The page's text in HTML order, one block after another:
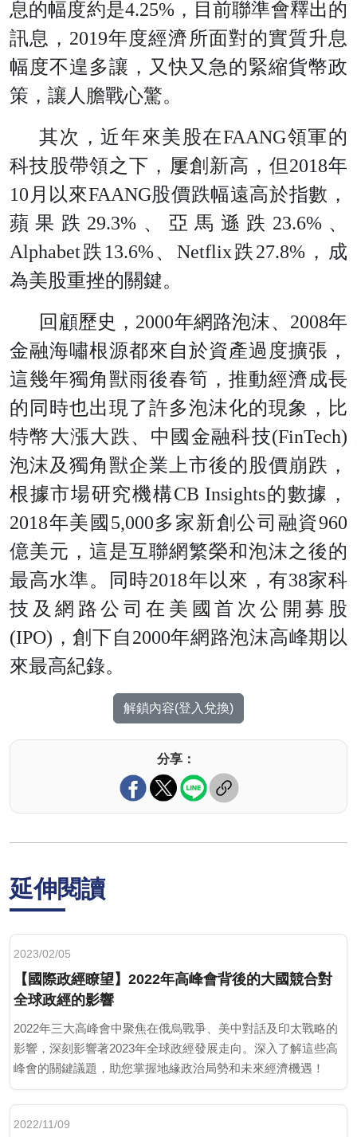
息的幅度約是4.25%，目前聯準會釋出的
訊息，2019年度經濟所面對的實質升息
幅度不遑多讓，又快又急的緊縮貨幣政
策，讓人膽戰心驚。
其次，近年來美股在FAANG領軍的
科技股帶領之下，屢創新高，但2018年
10月以來FAANG股價跌幅遠高於指數，
蘋果跌29.3%、亞馬遜跌23.6%、
Alphabet跌13.6%、Netflix跌27.8%，成
為美股重挫的關鍵。
回顧歷史，2000年網路泡沫、2008年
金融海嘯根源都來自於資產過度擴張，
這幾年獨角獸雨後春筍，推動經濟成長
的同時也出現了許多泡沫化的現象，比
特幣大漲大跌、中國金融科技(FinTech)
泡沫及獨角獸企業上市後的股價崩跌，
根據市場研究機構CB Insights的數據，
2018年美國5,000多家新創公司融資960
億美元，這是互聯網繁榮和泡沫之後的
最高水準。同時2018年以來，有38家科
技及網路公司在美國首次公開募股
(IPO)，創下自2000年網路泡沫高峰期以
來最高紀錄。
解鎖內容(登入兌換)
分享：
延伸閱讀
2023/02/05
【國際政經瞭望】2022年高峰會背後的大國競合對
全球政經的影響
2022年三大高峰會中聚焦在俄烏戰爭、美中對話及印太戰略的
影響，深刻影響著2023年全球政經發展走向。深入了解這些高
峰會的關鍵議題，助您掌握地緣政治局勢和未來經濟機遇！
2022/11/09